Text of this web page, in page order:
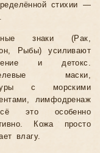
стихии —
знаки (Рак,
Рыбы) усиливают
и детокс.
маски,
с морскими
лимфодренаж
это особенно
Кожа просто
влагу.